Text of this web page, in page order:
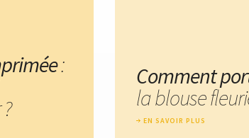
:
Comment
la blouse
EN SAVOIR PLUS